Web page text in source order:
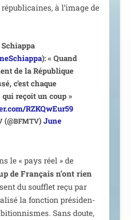
à l’i­mage de
): « Quand
de la République
c’est chaque
reçoit un coup »
RZKQwEur59
(@BFMTV) June
le « pays réel » de
de Français n’ont rien
du souf­flet reçu par
la fonc­tion pré­si­den­
Sans doute,